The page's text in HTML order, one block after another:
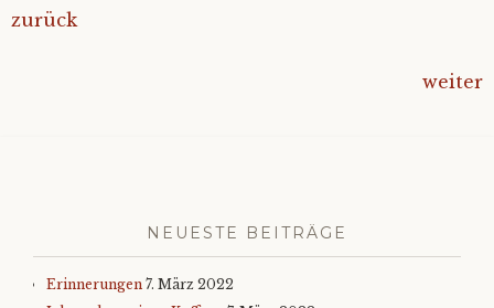
zurück
weiter
NEUESTE BEITRÄGE
Erinnerungen 7. März 2022